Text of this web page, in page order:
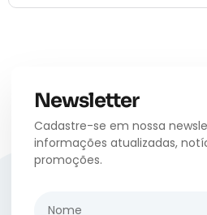
Newsletter
Cadastre-se em nossa
informações atualizadas,
promoções.